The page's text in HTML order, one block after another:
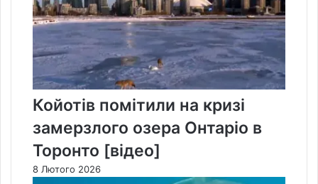
Койотів помітили на кризі
замерзлого озера Онтаріо в
Торонто [відео]
8 Лютого 2026